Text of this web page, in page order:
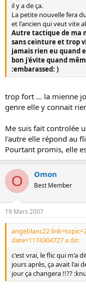
s
c
u
s
s
i
o
n
il y a de ça.
La petite nouvelle fera
et l'ancien qui veut vite
Autre tactique de ma
sans ceinture et trop
jamais rien eu quand
bon j'évite quand
:embarassed: )
trop fort ... la mienne
genre elle y connait
Me suis fait controlée
l'autre elle répond au
Pourtant promis, elle
O Omon
Best Member
19 Mars 2007
angeblanc22
date=1174304727 a dit:
c'est vrai, le flic qui m'a
jours après, ça avait l'ai
jour ça changera !!??